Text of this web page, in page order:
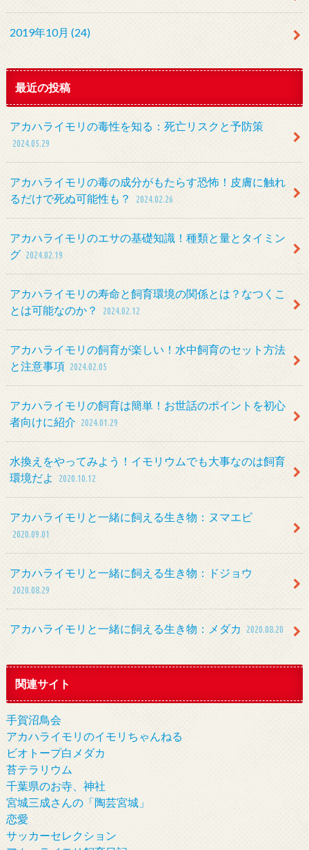
2019年10月 (24)
最近の投稿
アカハライモリの毒性を知る：死亡リスクと予防策
2024.05.29
アカハライモリの毒の成分がもたらす恐怖！皮膚に触れ
るだけで死ぬ可能性も？
2024.02.26
アカハライモリのエサの基礎知識！種類と量とタイミン
グ 2024.02.19
アカハライモリの寿命と飼育環境の関係とは？なつくこ
とは可能なのか？
2024.02.12
アカハライモリの飼育が楽しい！水中飼育のセット方法
と注意事項 2024.02.05
アカハライモリの飼育は簡単！お世話のポイントを初心
者向けに紹介 2024.01.29
水換えをやってみよう！イモリウムでも大事なのは飼育
環境だよ
2020.10.12
アカハライモリと一緒に飼える生き物：ヌマエビ
2020.09.01
アカハライモリと一緒に飼える生き物：ドジョウ
2020.08.29
アカハライモリと一緒に飼える生き物：メダカ 2020.08.20
関連サイト
手賀沼鳥会
アカハライモリのイモリちゃんねる
ビオトープ白メダカ
苔テラリウム
千葉県のお寺、神社
宮城三成さんの「陶芸宮城」
恋愛
サッカーセレクション